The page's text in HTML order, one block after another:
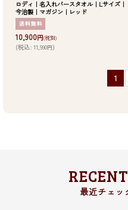
ロディ｜名入れバースタオル｜Lサイズ｜
今治製｜マガジン｜レッド
10,900円(税別)
(税込: 11,990円)
1